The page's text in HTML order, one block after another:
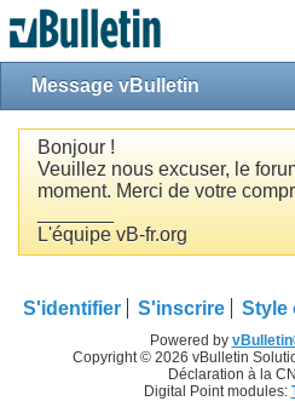
Message vBulletin
Bonjour !
Veuillez nous excuser, le
moment. Merci de votre
L'équipe vB-fr.org
S'identifier S'inscrire Style
Powered by
Copyright © 2026 vBulletin
Déclaration à la
Digital Point modules: